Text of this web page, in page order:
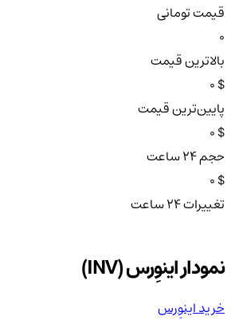
قیمت تومانی
0
بالاترین قیمت
$ 0
پایین‌ترین قیمت
$ 0
حجم ۲۴ ساعت
$ 0
تغییرات ۲۴ ساعت
نمودار اینوِرس (INV)
خرید اینوِرس